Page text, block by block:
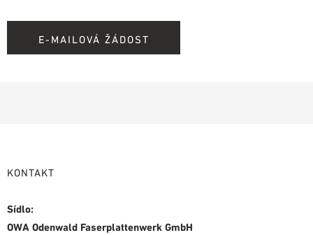
E-MAILOVÁ ŽÁDOST
KONTAKT
Sídlo:
OWA Odenwald Faserplattenwerk GmbH